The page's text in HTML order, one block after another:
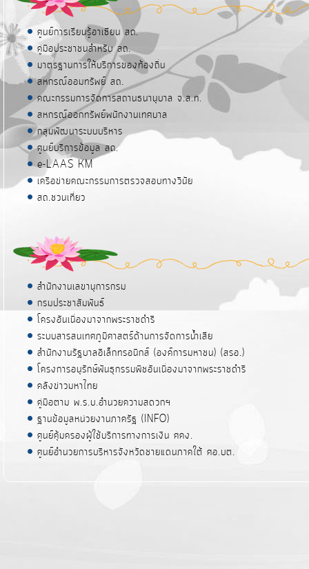
ศูนย์การเรียนรู้อาเซียน สถ.
คู่มือประชาชนสำหรับ สถ.
มาตรฐานการให้บริการของท้องถิ่น
สหกรณ์ออมทรัพย์ สถ.
คณะกรรมการจัดการสถานธนานุบาล จ.ส.ท.
สหกรณ์ออกทรัพย์พนักงานเทศบาล
กลุ่มพัฒนาระบบบริหาร
ศูนย์บริการข้อมูล สถ.
e-LAAS KM
เครือข่ายคณะกรรมการตรวจสอบทางวินัย
สถ.ชวนเที่ยว
สำนักงานเลขานุการกรม
กรมประชาสัมพันธ์
โครงอันเนื่องมาจากพระราชดำริ
ระบบสารสนเทศภูมิศาสตร์ด้านการจัดการน้ำเสีย
สำนักงานรัฐบาลอิเล็กทรอนิกส์ (องค์การมหาชน) (สรอ.)
โครงการอนุรักษ์พันธุกรรมพืชอันเนื่องมาจากพระราชดำริ
คลังข่าวมหาไทย
คู่มือตาม พ.ร.บ.อำนวยความสดวกฯ
ฐานข้อมูลหน่วยงานภาครัฐ (INFO)
ศูนย์คุ้มครองผู้ใช้บริการทางการเงิน ศคง.
ศูนย์อำนวยการบริหารจังหวัดชายแดนภาคใต้ ศอ.บต.